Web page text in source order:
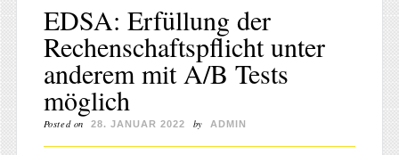
EDSA: Erfüllung der
Rechenschaftspflicht unter
anderem mit A/B Tests
möglich
Posted on 28. JANUAR 2022 by ADMIN